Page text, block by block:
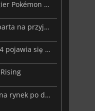
Beast of Reincarnation: twórcy serii gier Pokémon wkraczają na nową ścieżkę
Big Walk już w sprzedaży – podróż oparta na przyjaźni
W Warhammer 40,000: Dawn of War 4 pojawia się frakcja Nekronów
Forsaken Realms: Vahrin’s Call trafia na rynek po dziesięciu latach prac